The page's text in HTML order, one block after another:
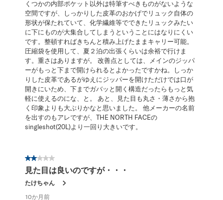
くつかの内部ポケット以外は特筆すべきものがないような
空間ですが、しっかりした皮革のおかげでリュック自体の
形状が保たれていて、化学繊維等でできたリュックみたい
に下にものが大集合してしまうということにはなりにくい
です。整頓すればきちんと積み上げたままキャリー可能。
圧縮袋を使用して、夏２泊の出張くらいは余裕で行けま
す。重さはありますが。 改善点としては、メインのジッパ
ーがもっと下まで開けられるとよかったですかね。しっか
りした皮革であるがゆえにジッパーを開けただけでは口が
開きにいため、下までガバッと開く構造だったらもっと気
軽に使えるのにな、と。 あと、見た目も丸さ・薄さから抱
く印象よりも大ぶりかなと思いました。 他メーカーの名前
を出すのもアレですが、THE NORTH FACEの
singleshot(20L)より一回り大きいです。
星2／5個です。
見た目は良いのですが・・・
たけちゃん
10か月前